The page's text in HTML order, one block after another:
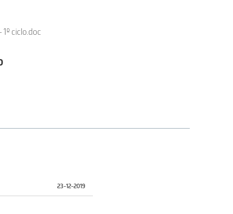
ciclo.doc
23-12-2019